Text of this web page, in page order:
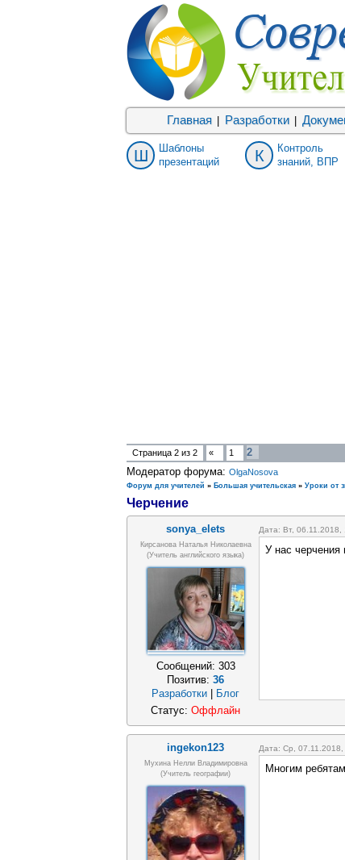
Главная Разработки
Ш
Шаблоны
презентаций
К
Контроль
знаний, ВПР
Страница 2 из 2 « 1
2
Модератор форума: OlgaNosova
Форум для учителей » Большая учительская » Уроки от
Черчение
sonya_elets Дата: Вт,
Кирсанова Наталья Николаевна
(учитель английского языка)
Сообщений: 303
Позитив: 36
Разработки
Блог
У нас черчения
Статус: Оффлайн
ingekon123 Дата: Ср,
Мухина Нелли Владимировна
(Учитель географии)
Многим